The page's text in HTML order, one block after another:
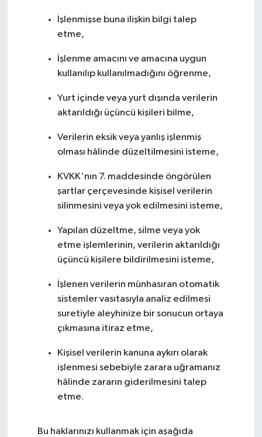
İşlenmişse buna ilişkin bilgi talep
etme,
İşlenme amacını ve amacına uygun
kullanılıp kullanılmadığını öğrenme,
Yurt içinde veya yurt dışında verilerin
aktarıldığı üçüncü kişileri bilme,
Verilerin eksik veya yanlış işlenmiş
olması hâlinde düzeltilmesini isteme,
KVKK'nın 7. maddesinde öngörülen
şartlar çerçevesinde kişisel verilerin
silinmesini veya yok edilmesini isteme,
Yapılan düzeltme, silme veya yok
etme işlemlerinin, verilerin aktarıldığı
üçüncü kişilere bildirilmesini isteme,
İşlenen verilerin münhasıran otomatik
sistemler vasıtasıyla analiz edilmesi
suretiyle aleyhinize bir sonucun ortaya
çıkmasına itiraz etme,
Kişisel verilerin kanuna aykırı olarak
işlenmesi sebebiyle zarara uğramanız
hâlinde zararın giderilmesini talep
etme.
Bu haklarınızı kullanmak için aşağıda